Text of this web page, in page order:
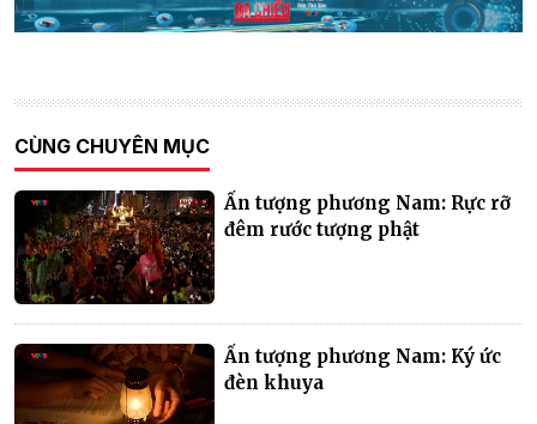
CÙNG CHUYÊN MỤC
Ấn tượng phương Nam: Rực rỡ
đêm rước tượng phật
Ấn tượng phương Nam: Ký ức
đèn khuya